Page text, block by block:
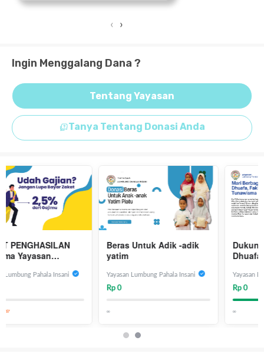
‹ ›
Ingin Menggalang Dana ?
Tentang Yayasan
Tanya Tentang Donasi Anda
Beras Untuk Adik -adik
yatim
Yayasan Lumbung Pahala Insani
Dukung Santunan Untuk
Dhuafa, Fakir Miskin &
Yayasan Lumbung Pahala Insani